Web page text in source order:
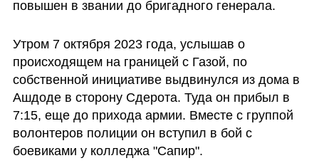
повышен в звании до бригадного генерала.
Утром 7 октября 2023 года, услышав о
происходящем на границей с Газой, по
собственной инициативе выдвинулся из дома в
Ашдоде в сторону Сдерота. Туда он прибыл в
7:15, еще до прихода армии. Вместе с группой
волонтеров полиции он вступил в бой с
боевиками у колледжа "Сапир".